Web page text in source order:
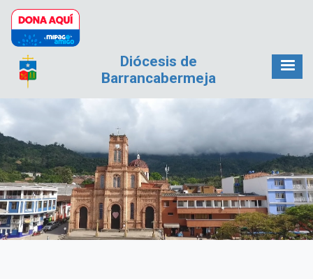
Pasar al contenido principal
Diócesis de
Barrancabermeja